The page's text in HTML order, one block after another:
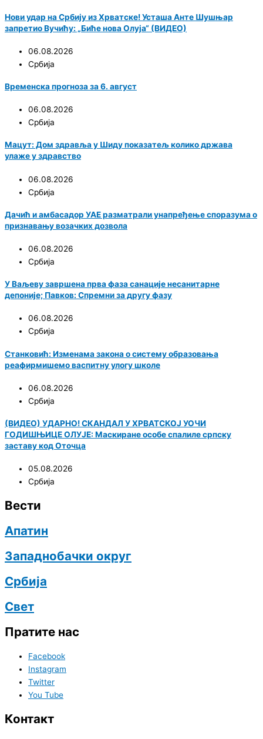
Нови удар на Србију из Хрватске! Усташа Анте Шушњар
запретио Вучићу: „Биће нова Олуја“ (ВИДЕО)
06.08.2026
Србија
Временска прогноза за 6. август
06.08.2026
Србија
Мацут: Дом здравља у Шиду показатељ колико држава
улаже у здравство
06.08.2026
Србија
Дачић и амбасадор УАЕ разматрали унапређење споразума о
признавању возачких дозвола
06.08.2026
Србија
У Ваљеву завршена прва фаза санације несанитарне
депоније; Павков: Спремни за другу фазу
06.08.2026
Србија
Станковић: Изменама закона о систему образовања
реафирмишемо васпитну улогу школе
06.08.2026
Србија
(ВИДЕО) УДАРНО! СКАНДАЛ У ХРВАТСКОЈ УОЧИ
ГОДИШЊИЦЕ ОЛУЈЕ: Маскиране особе спалиле српску
заставу код Оточца
05.08.2026
Србија
Вести
Апатин
Западнобачки округ
Србија
Свет
Пратите нас
Facebook
Instagram
Twitter
You Tube
Контакт